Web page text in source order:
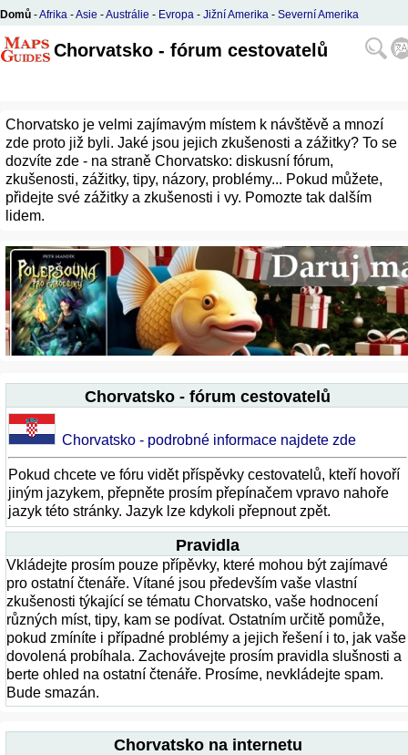
Domů -Afrika -Asie -Austrálie - Evropa - Jižní Amerika - Severní Amerika
Chorvatsko - fórum cestovatelů
Chorvatsko je velmi zajímavým místem k návštěvě a mnozí
zde proto již byli. Jaké jsou jejich zkušenosti a zážitky? To se
dozvíte zde - na straně Chorvatsko: diskusní fórum,
zkušenosti, zážitky, tipy, názory, problémy... Pokud můžete,
přidejte své zážitky a zkušenosti i vy. Pomozte tak dalším
lidem.
Chorvatsko - fórum cestovatelů
Chorvatsko - podrobné informace najdete zde
Pokud chcete ve fóru vidět příspěvky cestovatelů, kteří hovoří
jiným jazykem, přepněte prosím přepínačem vpravo nahoře
jazyk této stránky. Jazyk lze kdykoli přepnout zpět.
Pravidla
Vkládejte prosím pouze přípěvky, které mohou být zajímavé
pro ostatní čtenáře. Vítané jsou především vaše vlastní
zkušenosti týkající se tématu Chorvatsko, vaše hodnocení
různých míst, tipy, kam se podívat. Ostatním určitě pomůže,
pokud zmíníte i případné problémy a jejich řešení i to, jak vaše
dovolená probíhala. Zachovávejte prosím pravidla slušnosti a
berte ohled na ostatní čtenáře. Prosíme, nevkládejte spam.
Bude smazán.
Chorvatsko na internetu